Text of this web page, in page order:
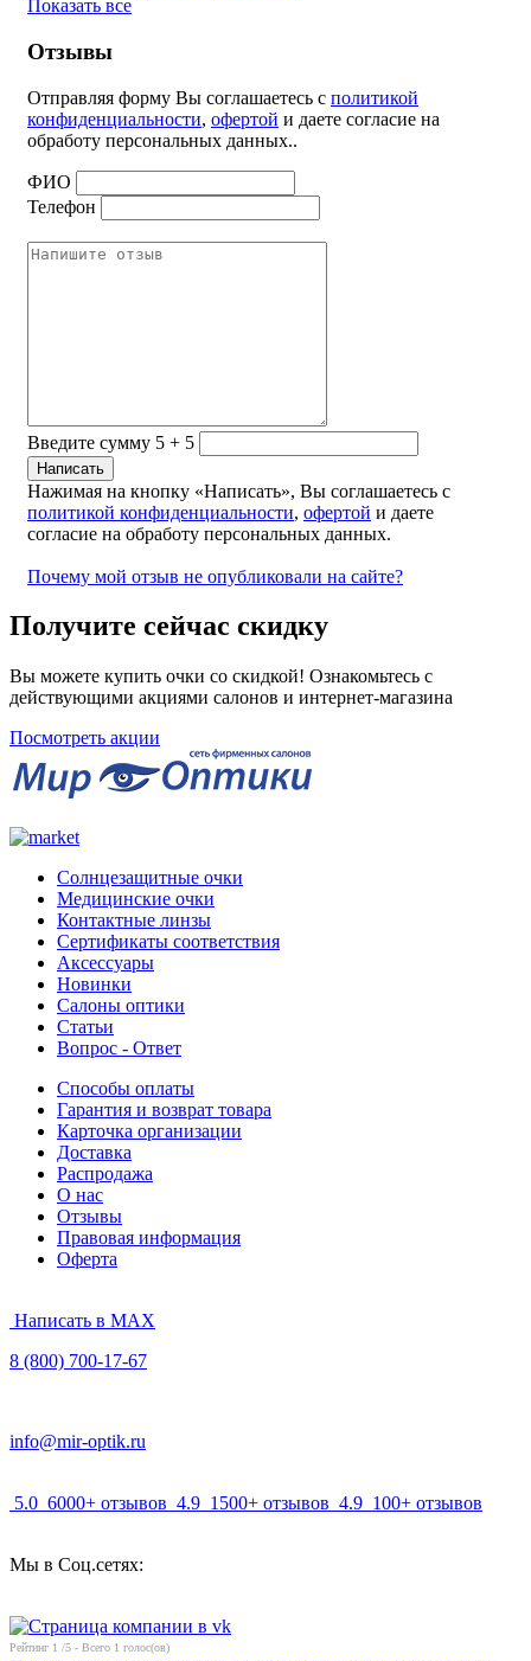
Показать все
Отзывы
Отправляя форму Вы соглашаетесь с политикой
конфиденциальности, офертой и даете согласие на
обработу персональных данных..
ФИО
Телефон
Введите сумму 5 + 5
Нажимая на кнопку «Написать», Вы соглашаетесь с
политикой конфиденциальности, офертой и даете
согласие на обработу персональных данных.
Почему мой отзыв не опубликовали на сайте?
Получите сейчас скидку
Вы можете купить очки со скидкой! Ознакомьтесь с
действующими акциями салонов и интернет-магазина
Посмотреть акции
Солнцезащитные очки
Медицинские очки
Контактные линзы
Сертификаты соответствия
Аксессуары
Новинки
Салоны оптики
Статьи
Вопрос - Ответ
Способы оплаты
Гарантия и возврат товара
Карточка организации
Доставка
Распродажа
О нас
Отзывы
Правовая информация
Оферта
Написать в MAX
8 (800) 700-17-67
info@mir-optik.ru
5.0 6000+ отзывов 4.9 1500+ отзывов 4.9 100+ отзывов
Мы в Соц.сетях:
Рейтинг 1 /5 - Всего 1 голос(ов)